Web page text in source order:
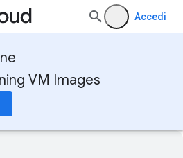
Accedi
VM Images